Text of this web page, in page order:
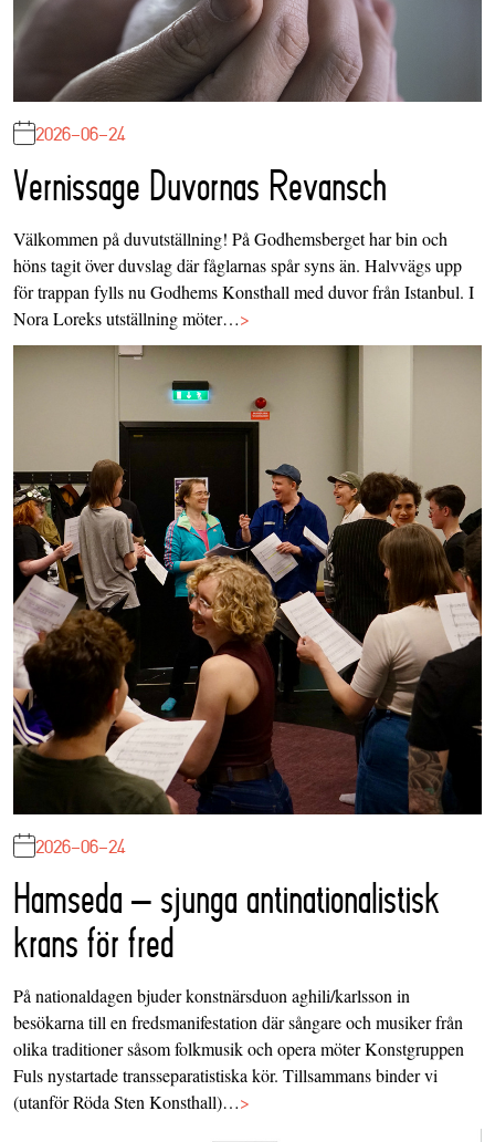
2026-06-24
Vernissage Duvornas Revansch
Välkommen på duvutställning! På Godhemsberget har bin och
höns tagit över duvslag där fåglarnas spår syns än. Halvvägs upp
för trappan fylls nu Godhems Konsthall med duvor från Istanbul. I
Nora Loreks utställning möter…>
2026-06-24
Hamseda – sjunga antinationalistisk
krans för fred
På nationaldagen bjuder konstnärsduon aghili/karlsson in
besökarna till en fredsmanifestation där sångare och musiker från
olika traditioner såsom folkmusik och opera möter Konstgruppen
Fuls nystartade transseparatistiska kör. Tillsammans binder vi
(utanför Röda Sten Konsthall)…>